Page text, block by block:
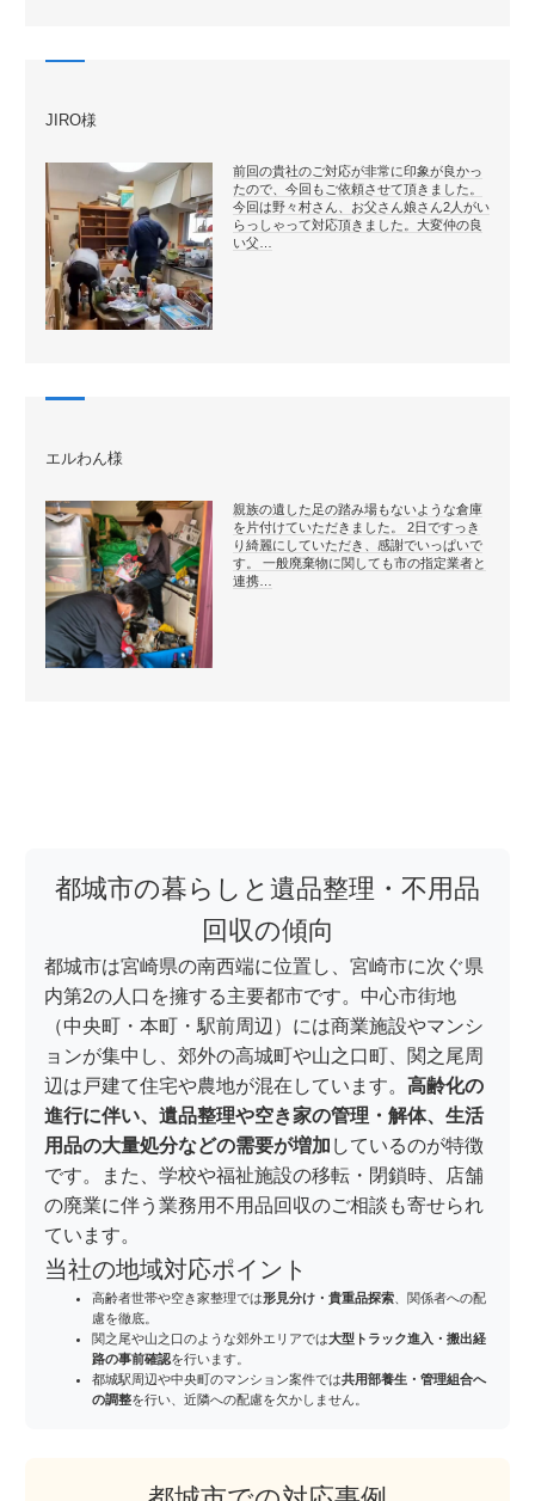
JIRO様
前回の貴社のご対応が非常に印象が良かっ
たので、今回もご依頼させて頂きました。
今回は野々村さん、お父さん娘さん2人がい
らっしゃって対応頂きました。大変仲の良
い父…
エルわん様
親族の遺した足の踏み場もないような倉庫
を片付けていただきました。 2日ですっき
り綺麗にしていただき、感謝でいっぱいで
す。 一般廃棄物に関しても市の指定業者と
連携…
都城市の暮らしと遺品整理・不用品
回収の傾向
都城市は宮崎県の南西端に位置し、宮崎市に次ぐ県
内第2の人口を擁する主要都市です。中心市街地
（中央町・本町・駅前周辺）には商業施設やマンシ
ョンが集中し、郊外の高城町や山之口町、関之尾周
辺は戸建て住宅や農地が混在しています。 高齢化の
進行に伴い、遺品整理や空き家の管理・解体、生活
用品の大量処分などの需要が増加 しているのが特徴
です。また、学校や福祉施設の移転・閉鎖時、店舗
の廃業に伴う業務用不用品回収のご相談も寄せられ
ています。
当社の地域対応ポイント
高齢者世帯や空き家整理では形見分け・貴重品探索 、関係者への配
慮を徹底。
関之尾や山之口のような郊外エリアでは大型トラック進入・搬出経
路の事前確認を行います。
都城駅周辺や中央町のマンション案件では共用部養生・管理組合へ
の調整を行い、近隣への配慮を欠かしません。